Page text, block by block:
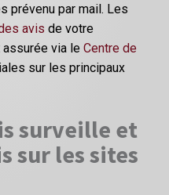
prévenu par mail. Les
avis de votre
via le Centre de
sur les principaux
surveille et
sur les sites